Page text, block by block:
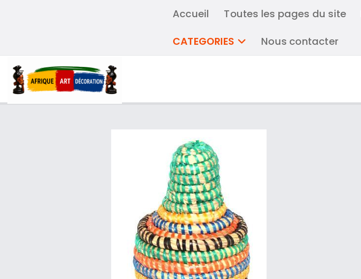
Accueil Toutes les pages du site
CATEGORIES
Nous contacter